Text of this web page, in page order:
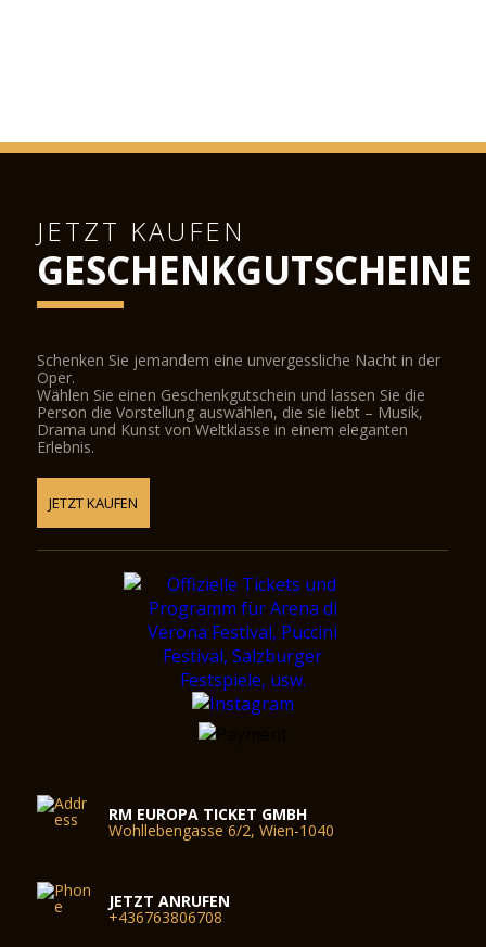
JETZT KAUFEN
GESCHENKGUTSCHEINE
Schenken Sie jemandem eine unvergessliche Nacht in der
Oper.
Wählen Sie einen Geschenkgutschein und lassen Sie die
Person die Vorstellung auswählen, die sie liebt – Musik,
Drama und Kunst von Weltklasse in einem eleganten
Erlebnis.
JETZT KAUFEN
RM EUROPA TICKET GMBH
Wohllebengasse 6/2, Wien-1040
JETZT ANRUFEN
+436763806708